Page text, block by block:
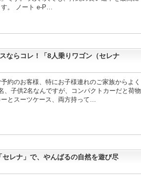
す。 ノート e-P…
ならコレ！「8人乗りワゴン（セレナ
約のお客様、特にお子様連れのご家族からよく
、子供2名なんですが、コンパクトカーだと荷物
とスーツケース、両方持って…
セレナ」で、やんばるの自然を遊び尽